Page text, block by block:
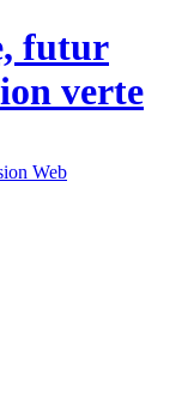
futur
verte
Web